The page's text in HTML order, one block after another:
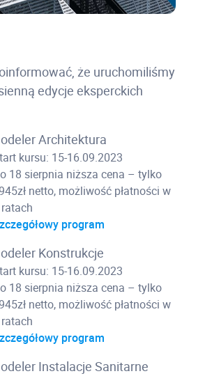
że uruchomiliśmy
edycje eksperckich
Architektura
kursu: 15-16.09.2023
18 sierpnia niższa cena – tylko
netto, możliwość płatności w
program
Konstrukcje
kursu: 15-16.09.2023
18 sierpnia niższa cena – tylko
netto, możliwość płatności w
program
Instalacje Sanitarne